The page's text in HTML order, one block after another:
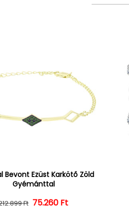
Bevont Ezüst Karkötő Zöld
Gyémánttal
Normál ár
Ft Kedvezményes ár
75.260 Ft